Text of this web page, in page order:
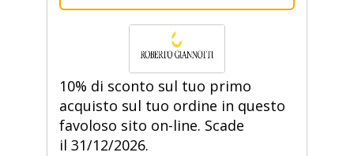
10% di sconto sul tuo primo
acquisto sul tuo ordine in questo
favoloso sito on-line. Scade
il 31/12/2026.